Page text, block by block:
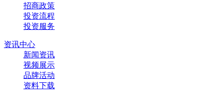
招商政策
投资流程
投资服务
资讯中心
新闻资讯
视频展示
品牌活动
资料下载